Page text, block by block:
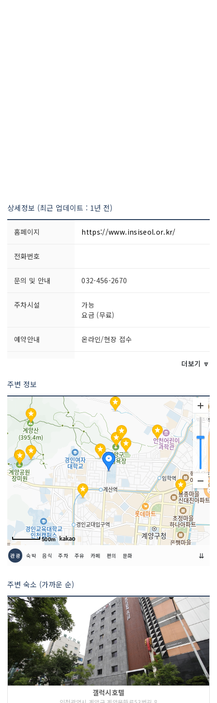
상세정보 (최근 업데이트 : 1년 전)
홈페이지 https://www.insiseol.or.kr/
전화번호
문의 및 안내 032-456-2670
주차시설
가능
요금 (무료)
예약안내 온라인/현장 접수
※ 프로그램별 상이하므로 홈페이지 참고
이용시간
더보기 🔽
주변 정보
500m
관광 숙박 음식 주차 주유 카페 편의 문화 ⇊
주변 숙소 (가까운 순)
갤럭시호텔